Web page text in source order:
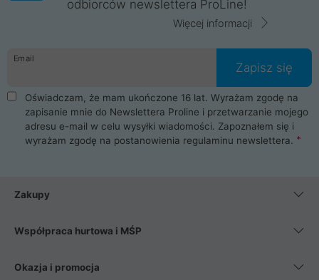
odbiorców newslettera ProLine!
Więcej informacji
Email
Zapisz się
Oświadczam, że mam ukończone 16 lat. Wyrażam zgodę na
zapisanie mnie do Newslettera Proline i przetwarzanie mojego
adresu e-mail w celu wysyłki wiadomości. Zapoznałem się i
wyrażam zgodę na postanowienia regulaminu newslettera.
Zakupy
Współpraca hurtowa i MŚP
Okazja i promocja